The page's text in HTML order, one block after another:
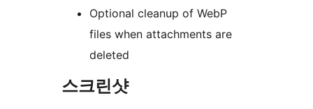
Optional cleanup of WebP
files when attachments are
deleted
스크린샷